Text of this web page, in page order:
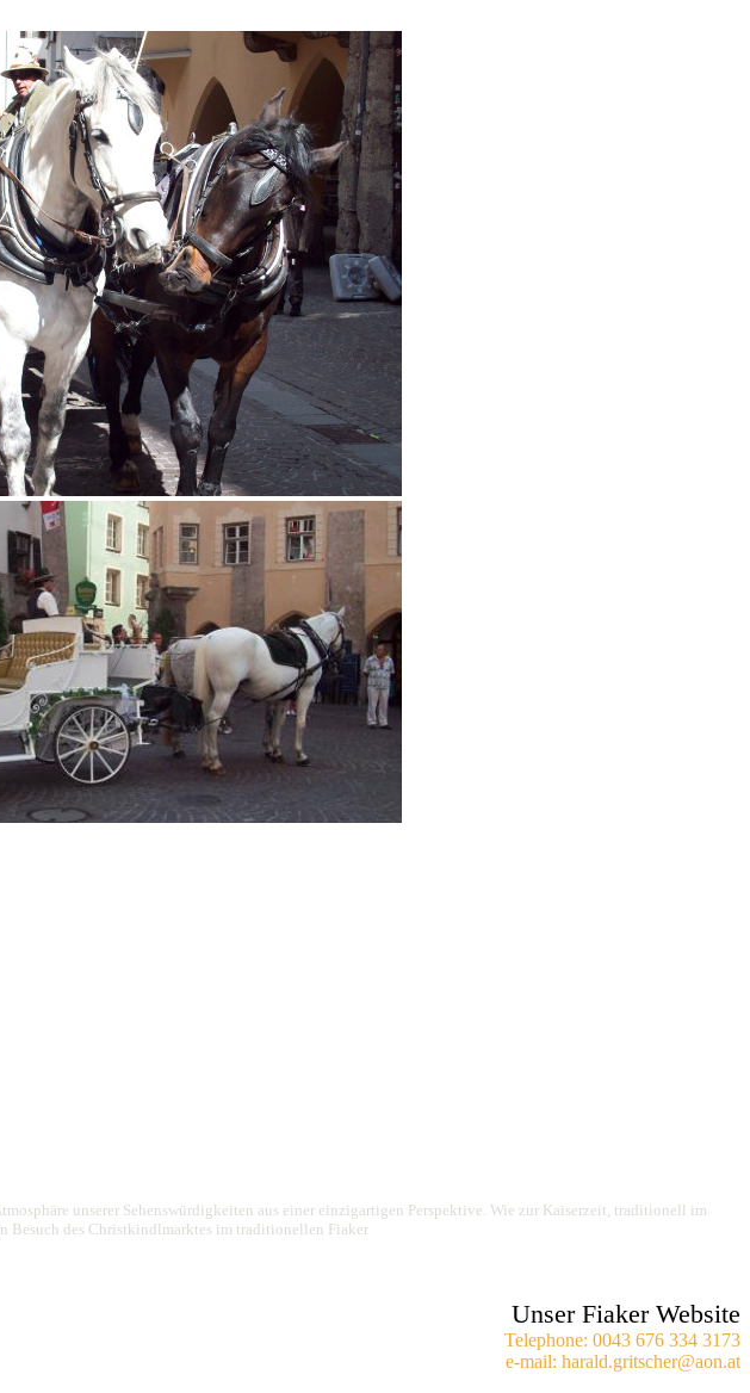
unserer Sehenswürdigkeiten aus einer einzigartigen Perspektive. Wie zur Kaiserzeit, traditionell im
Besuch des Christkindlmarktes im traditionellen Fiaker
Unser Fiaker Website
Telephone: 0043 676 334 3173
e-mail: harald.gritscher@aon.at